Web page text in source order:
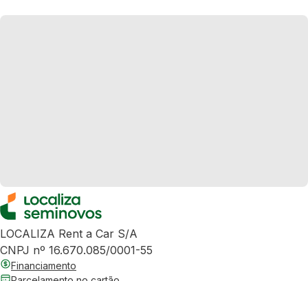
LOCALIZA Rent a Car S/A
CNPJ nº 16.670.085/0001-55
Financiamento